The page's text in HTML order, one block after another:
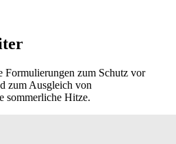
Formulierungen zum Schutz vor
zum Ausgleich von
sommerliche Hitze.